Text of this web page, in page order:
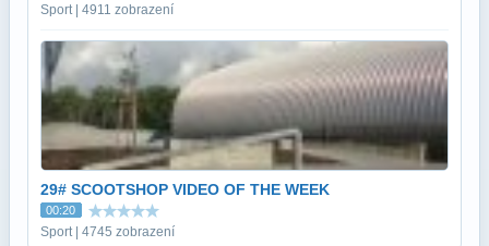
Sport | 4911 zobrazení
29# SCOOTSHOP VIDEO OF THE WEEK
00:20
Sport | 4745 zobrazení